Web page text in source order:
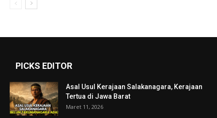
PICKS EDITOR
Asal Usul Kerajaan Salakanagara, Kerajaan
Tertua di Jawa Barat
Maret 11, 2026